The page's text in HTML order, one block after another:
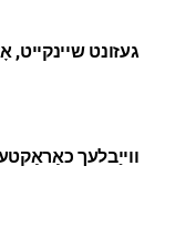
געזונט שיינקייט,
ווייַבלעך